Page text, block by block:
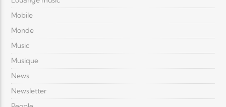
Mobile
Monde
Music
Musique
News
Newsletter